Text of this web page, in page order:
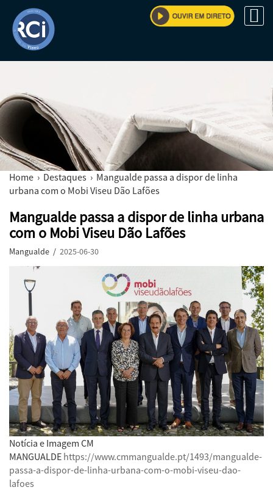
Home › Destaques › Mangualde passa a dispor de linha
urbana com o Mobi Viseu Dão Lafões
Mangualde passa a dispor de linha urbana
com o Mobi Viseu Dão Lafões
Mangualde / 2025-06-30
Notícia e Imagem CM
MANGUALDE https://www.cmmangualde.pt/1493/mangualde-
passa-a-dispor-de-linha-urbana-com-o-mobi-viseu-dao-
lafoes